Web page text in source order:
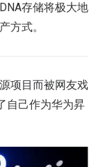
存储将极大地
方式。
项目而被网友戏
自己作为华为昇